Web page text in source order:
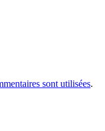
sont utilisées.